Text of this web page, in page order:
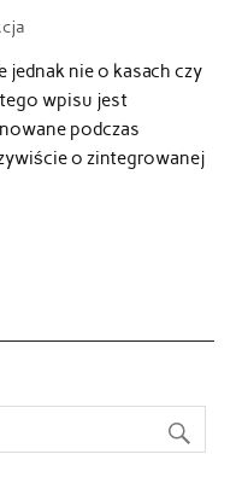
jednak nie o kasach czy
wpisu jest
podczas
o zintegrowanej